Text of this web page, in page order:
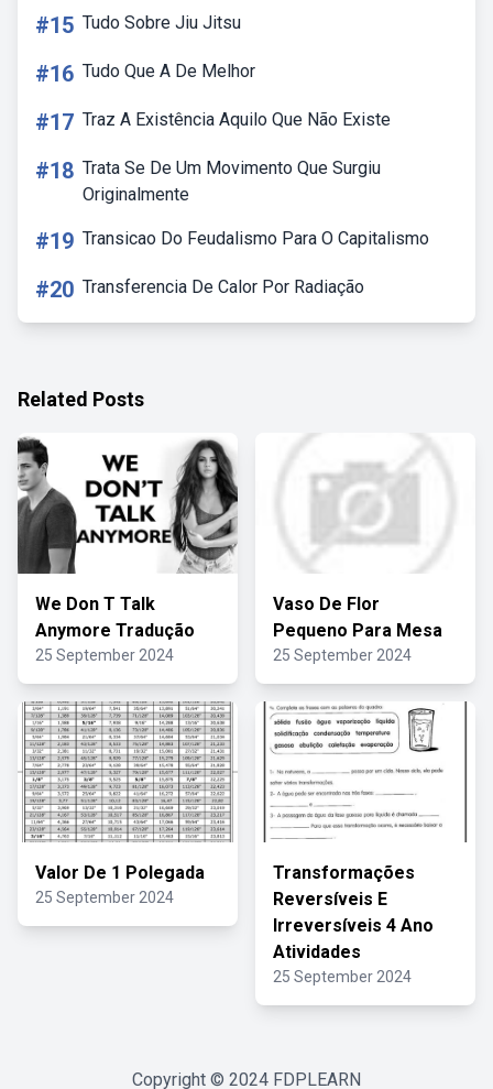
#15 Tudo Sobre Jiu Jitsu
#16 Tudo Que A De Melhor
#17 Traz A Existência Aquilo Que Não Existe
#18 Trata Se De Um Movimento Que Surgiu
Originalmente
#19 Transicao Do Feudalismo Para O Capitalismo
#20 Transferencia De Calor Por Radiação
Related Posts
We Don T Talk
Anymore Tradução
25 September 2024
Vaso De Flor
Pequeno Para Mesa
25 September 2024
Valor De 1 Polegada
25 September 2024
Transformações
Reversíveis E
Irreversíveis 4 Ano
Atividades
25 September 2024
Copyright © 2024 FDPLEARN